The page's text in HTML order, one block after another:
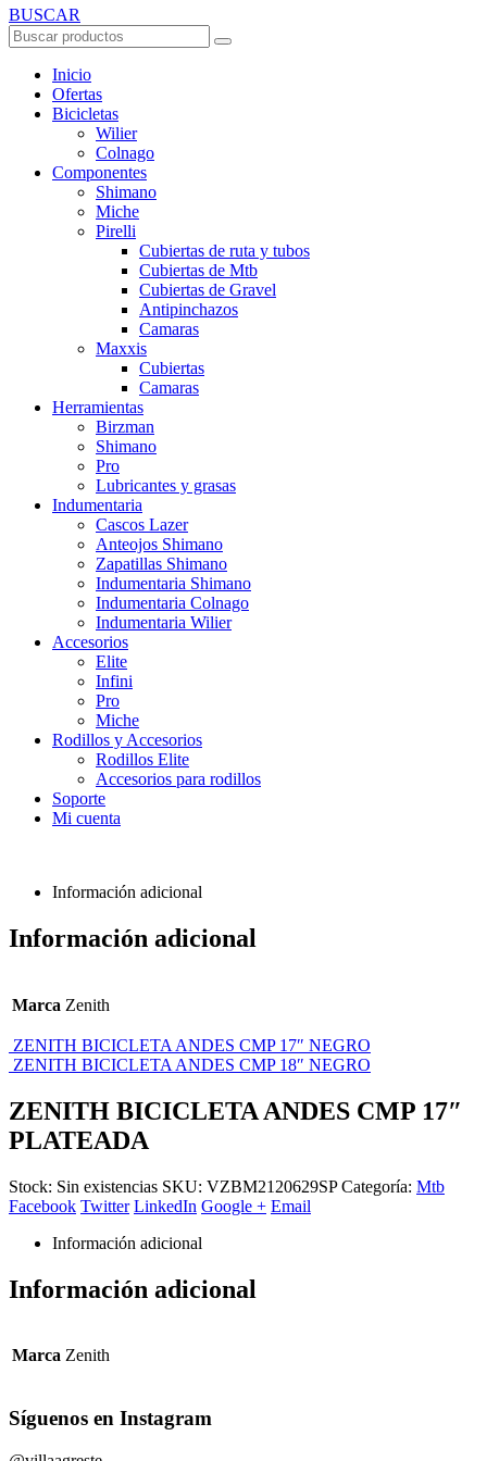
BUSCAR
Inicio
Ofertas
Bicicletas
Wilier
Colnago
Componentes
Shimano
Miche
Pirelli
Cubiertas de ruta y tubos
Cubiertas de Mtb
Cubiertas de Gravel
Antipinchazos
Camaras
Maxxis
Cubiertas
Camaras
Herramientas
Birzman
Shimano
Pro
Lubricantes y grasas
Indumentaria
Cascos Lazer
Anteojos Shimano
Zapatillas Shimano
Indumentaria Shimano
Indumentaria Colnago
Indumentaria Wilier
Accesorios
Elite
Infini
Pro
Miche
Rodillos y Accesorios
Rodillos Elite
Accesorios para rodillos
Soporte
Mi cuenta
Información adicional
Información adicional
Marca Zenith
ZENITH BICICLETA ANDES CMP 17″ NEGRO
ZENITH BICICLETA ANDES CMP 18″ NEGRO
ZENITH BICICLETA ANDES CMP 17″
PLATEADA
Stock: Sin existencias SKU: VZBM2120629SP Categoría: Mtb
Facebook Twitter LinkedIn Google + Email
Información adicional
Información adicional
Marca Zenith
Síguenos en Instagram